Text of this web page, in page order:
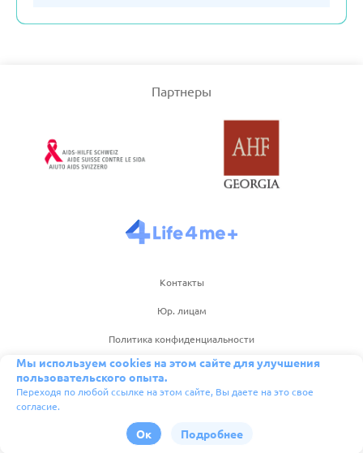
Партнеры
Контакты
Юр. лицам
Политика конфиденциальности
Правила пользования сайтом
Правила пользования приложением
Ⓒ 2026 Life4me+
Мы используем cookies на этом сайте для улучшения
пользовательского опыта.
Переходя по любой ссылке на этом сайте, Вы даете на это свое
согласие.
Ок Подробнее